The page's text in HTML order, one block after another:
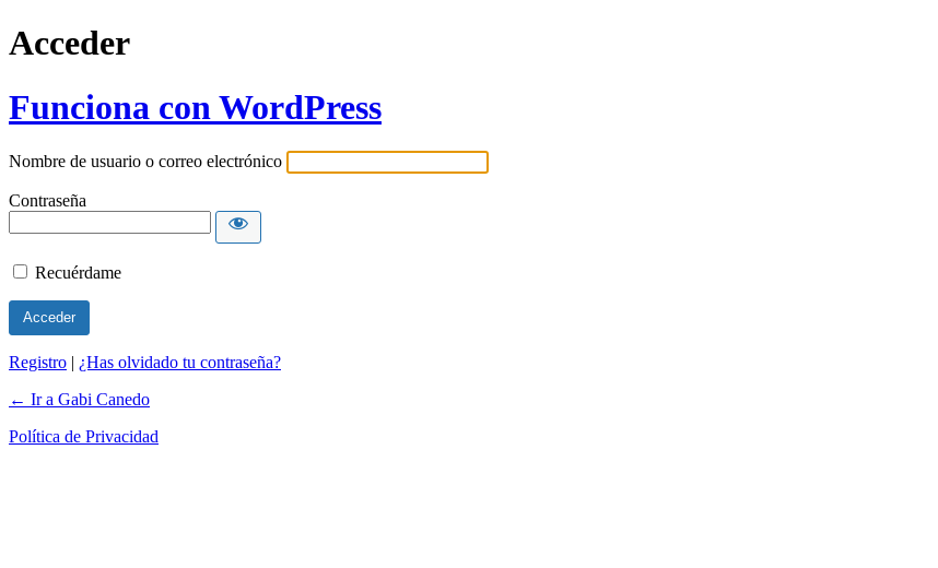
Acceder
Funciona con WordPress
Nombre de usuario o correo electrónico
Contraseña
Recuérdame
Registro | ¿Has olvidado tu contraseña?
← Ir a Gabi Canedo
Política de Privacidad